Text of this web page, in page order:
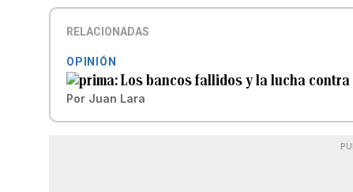
RELACIONADAS
OPINIÓN
Los bancos fallidos y la lucha
Por Juan Lara